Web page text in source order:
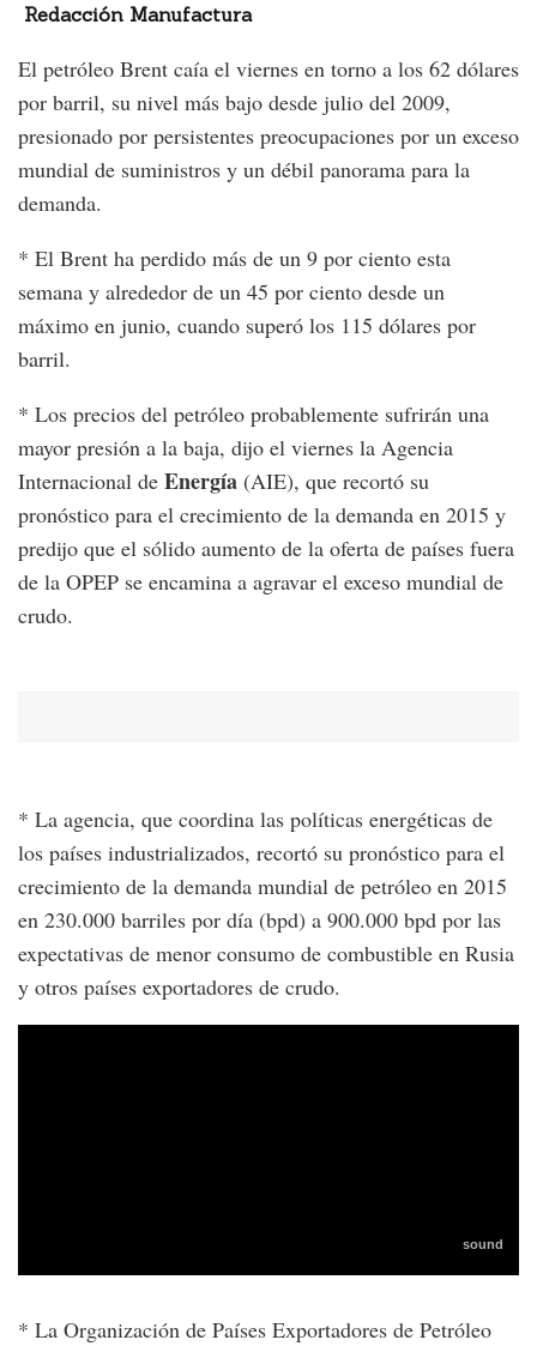
Redacción Manufactura
El petróleo Brent caía el viernes en torno a los 62 dólares
por barril, su nivel más bajo desde julio del 2009,
presionado por persistentes preocupaciones por un exceso
mundial de suministros y un débil panorama para la
demanda.
* El Brent ha perdido más de un 9 por ciento esta
semana y alrededor de un 45 por ciento desde un
máximo en junio, cuando superó los 115 dólares por
barril.
* Los precios del petróleo probablemente sufrirán una
mayor presión a la baja, dijo el viernes la Agencia
Internacional de Energía (AIE), que recortó su
pronóstico para el crecimiento de la demanda en 2015 y
predijo que el sólido aumento de la oferta de países fuera
de la OPEP se encamina a agravar el exceso mundial de
crudo.
* La agencia, que coordina las políticas energéticas de
los países industrializados, recortó su pronóstico para el
crecimiento de la demanda mundial de petróleo en 2015
en 230.000 barriles por día (bpd) a 900.000 bpd por las
expectativas de menor consumo de combustible en Rusia
y otros países exportadores de crudo.
* La Organización de Países Exportadores de Petróleo